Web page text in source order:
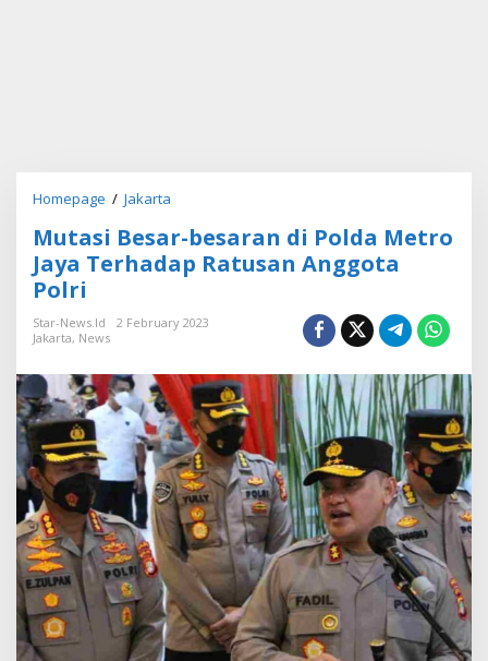
Homepage / Jakarta
t
a
s
B
e
a
-
b
e
s
a
a
n
i
P
o
l
Mutasi Besar-besaran di Polda Metro
Jaya Terhadap Ratusan Anggota
Polri
Star-News.id
2 February 2023
Jakarta, News